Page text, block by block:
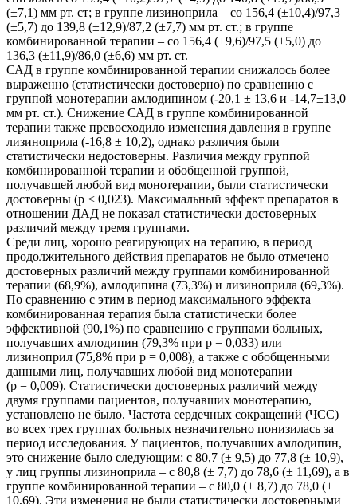
(±7,1) мм рт. ст; в группе лизиноприла – со 156,4 (±10,4)/97,3
(±5,7) до 139,8 (±12,9)/87,2 (±7,7) мм рт. ст.; в группе
комбинированной терапии – со 156,4 (±9,6)/97,5 (±5,0) до
136,3 (±11,9)/86,0 (±6,6) мм рт. ст.
САД в группе комбинированной терапии снижалось более
выраженно (статистически достоверно) по сравнению с
группой монотерапии амлодипином (-20,1 ± 13,6 и -14,7±13,0
мм рт. ст.). Снижение САД в группе комбинированной
терапии также превосходило изменения давления в группе
лизиноприла (-16,8 ± 10,2), однако различия были
статистически недостоверны. Различия между группой
комбинированной терапии и обобщенной группой,
получавшей любой вид монотерапии, были статистически
достоверны (р < 0,023). Максимальный эффект препаратов в
отношении ДАД не показал статистически достоверных
различий между тремя группами.
Среди лиц, хорошо реагирующих на терапию, в период
продолжительного действия препаратов не было отмечено
достоверных различий между группами комбинированной
терапии (68,9%), амлодипина (73,3%) и лизиноприла (69,3%).
По сравнению с этим в период максимального эффекта
комбинированная терапия была статистически более
эффективной (90,1%) по сравнению с группами больных,
получавших амлодипин (79,3% при р = 0,033) или
лизиноприл (75,8% при р = 0,008), а также с обобщенными
данными лиц, получавших любой вид монотерапии
(р = 0,009). Статистически достоверных различий между
двумя группами пациентов, получавших монотерапию,
установлено не было. Частота сердечных сокращений (ЧСС)
во всех трех группах больных незначительно понизилась за
период исследования. У пациентов, получавших амлодипин,
это снижение было следующим: с 80,7 (± 9,5) до 77,8 (± 10,9),
у лиц группы лизиноприла – с 80,8 (± 7,7) до 78,6 (± 11,69), а в
группе комбинированной терапии – с 80,0 (± 8,7) до 78,0 (±
10,69). Эти изменения не были статистически достоверными